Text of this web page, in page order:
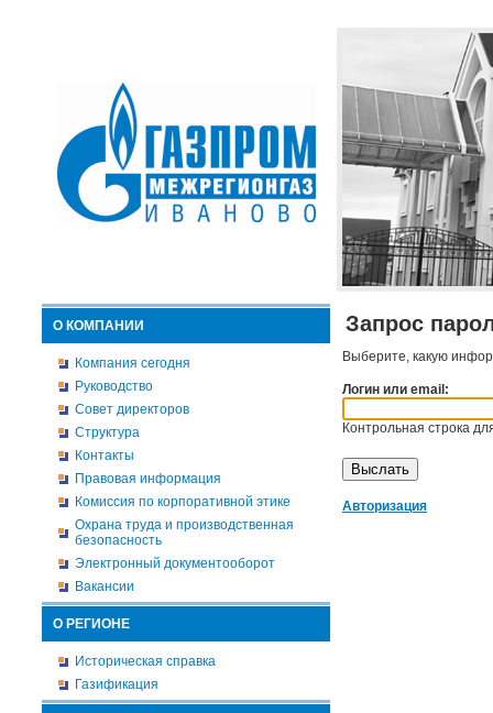
О КОМПАНИИ
Компания сегодня
Руководство
Совет директоров
Структура
Контакты
Правовая информация
Комиссия по корпоративной этике
Охрана труда и производственная
безопасность
Электронный документооборот
Вакансии
О РЕГИОНЕ
Историческая справка
Газификация
Запрос
Выберите, какую
Логин или email:
Контрольная строка
Авторизация